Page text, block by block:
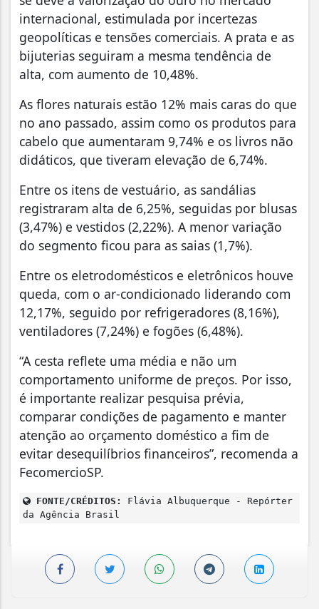
internacional, estimulada por incertezas
geopolíticas e tensões comerciais. A prata e as
bijuterias seguiram a mesma tendência de
alta, com aumento de 10,48%.
As flores naturais estão 12% mais caras do que
no ano passado, assim como os produtos para
cabelo que aumentaram 9,74% e os livros não
didáticos, que tiveram elevação de 6,74%.
Entre os itens de vestuário, as sandálias
registraram alta de 6,25%, seguidas por blusas
(3,47%) e vestidos (2,22%). A menor variação
do segmento ficou para as saias (1,7%).
Entre os eletrodomésticos e eletrônicos houve
queda, com o ar-condicionado liderando com
12,17%, seguido por refrigeradores (8,16%),
ventiladores (7,24%) e fogões (6,48%).
“A cesta reflete uma média e não um
comportamento uniforme de preços. Por isso,
é importante realizar pesquisa prévia,
comparar condições de pagamento e manter
atenção ao orçamento doméstico a fim de
evitar desequilíbrios financeiros”, recomenda a
FecomercioSP.
FONTE/CRÉDITOS:
Flávia Albuquerque - Repórter
da Agência Brasil